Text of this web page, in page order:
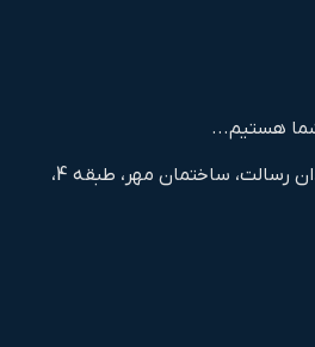
تهران، ضلع جنوب میدان رسالت، ساختمان مهر، طبقه 4،